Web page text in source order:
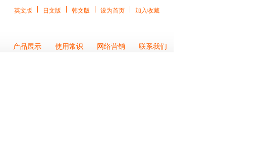
英文版 日文版 韩文版 设为首页 加入收藏
产品展示 使用常识 网络营销 联系我们